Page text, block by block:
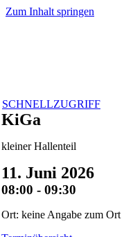
Zum Inhalt springen
SCHNELLZUGRIFF
KiGa
kleiner Hallenteil
11. Juni 2026
08:00 - 09:30
Ort: keine Angabe zum Ort